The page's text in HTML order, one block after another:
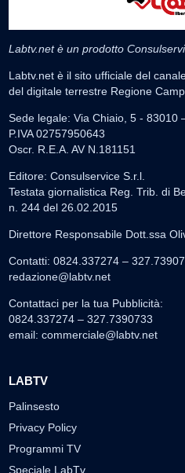
Labtv.net è un prodotto
Labtv.net è il sito ufficiale del
del digitale terrestre Regione
Sede legale: Via Chiaio, 5 - 83010
P.IVA 02757950643
Oscr. R.E.A. AV N.181151
Editore: Consulservice S.r.l.
Testata giornalistica Reg. Trib. di
n. 244 del 26.02.2015
Direttore Responsabile Dott.ssa
Contatti: 0824.337274 –
redazione@labtv.net
Contattaci per la tua Pubblicità:
0824.337274 – 327.7390733
email: commerciale@labtv.net
LABTV
Palinsesto
Privacy Policy
Programmi TV
Speciale LabTv